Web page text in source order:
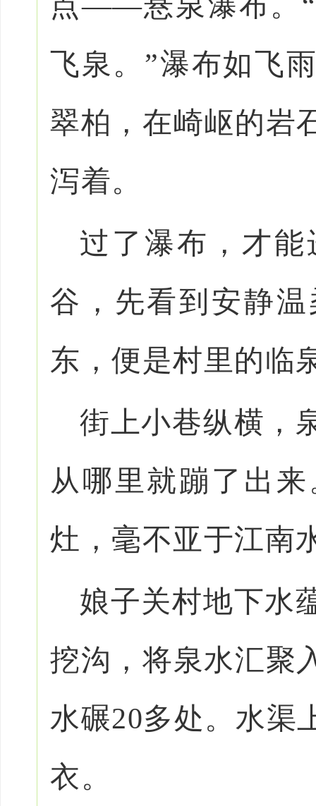
飞泉。”瀑布如飞
翠柏，在崎岖的岩
泻着。
过了瀑布，才
谷，先看到安静
东，便是村里的临
街上小巷纵横，
从哪里就蹦了出
灶，毫不亚于江南
娘子关村地下水
挖沟，将泉水汇聚
水碾20多处。水渠
衣。